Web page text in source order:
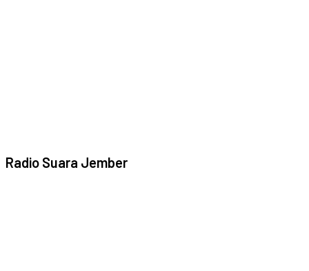
Radio Suara Jember